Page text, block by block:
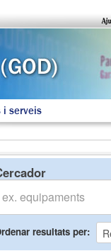
i serveis
resultats per